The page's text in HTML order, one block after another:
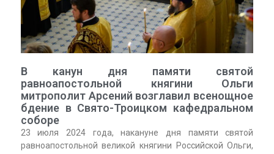
В канун дня памяти святой
равноапостольной княгини Ольги
митрополит Арсений возглавил всенощное
бдение в Свято-Троицком кафедральном
соборе
23 июля 2024 года, накануне дня памяти святой
равноапостольной великой княгини Российской Ольги,